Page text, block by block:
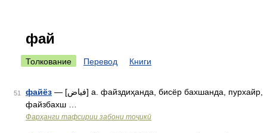
фай
Толкование Перевод Книги
51 файёз — [فياض] а. файздиҳанда, бисёр бахшанда, пурхайр,
файзбахш …
Фарҳанги тафсирии забони тоҷикӣ